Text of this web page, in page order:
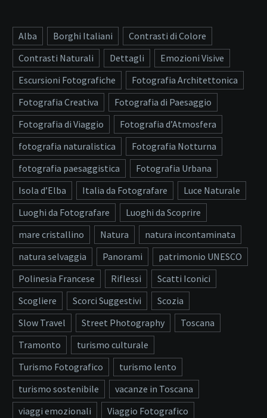
Alba Borghi Italiani
Contrasti di Colore
Contrasti Naturali
Dettagli
Emozioni Visive
Escursioni Fotografiche
Fotografia Architettonica
Fotografia Creativa
Fotografia di Paesaggio
Fotografia di Viaggio
Fotografia d’Atmosfera
fotografia naturalistica
Fotografia Notturna
fotografia paesaggistica
Fotografia Urbana
Isola d’Elba
Italia da Fotografare
Luce Naturale
Luoghi da Fotografare
Luoghi da Scoprire
mare cristallino
Natura
natura incontaminata
natura selvaggia
Panorami
patrimonio UNESCO
Polinesia Francese
Riflessi
Scatti Iconici
Scogliere
Scorci Suggestivi
Scozia
Slow Travel
Street Photography
Toscana
Tramonto
turismo culturale
Turismo Fotografico
turismo lento
turismo sostenibile
vacanze in Toscana
viaggi emozionali
Viaggio Fotografico